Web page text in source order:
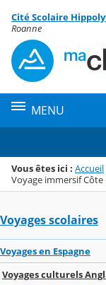
Menu de la
Contenu
Cité Scolaire
Roanne
MENU
Vous êtes ici : Accueil
Voyage immersif Côte
Voyages scolaires
Voyages en Espagne
Voyages culturels